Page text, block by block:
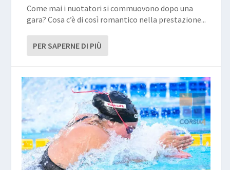
Come mai i nuotatori si commuovono dopo una
gara? Cosa c’è di così romantico nella prestazione...
PER SAPERNE DI PIÙ